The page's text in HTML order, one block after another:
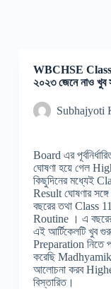
WBCHSE Class
২০২৩ জেনে নাও খুব
Subhajyoti
Board এর
ঘোষণা হয়ে গেল
কিছুদিনের মধ্যেই
Result ঘোষণার সঙ্গে
বছরের তথা Class
Routine । এ বছরের
এই আর্টিকেলটি খুব
Preparation নিতে
করেছি
আলোচনা করব
বিস্তারিত।